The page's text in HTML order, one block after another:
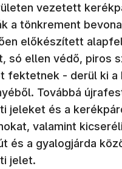
vezetett
a tönkrement
előkészített
só ellen védő, piros
fektetnek - derül ki a
Továbbá
jeleket és a
valamint
és a gyalogjárda
jelet.